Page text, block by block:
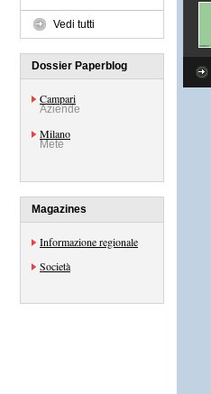
Vedi tutti
Dossier Paperblog
Campari
Aziende
Milano
Mete
Magazines
Informazione regionale
Società